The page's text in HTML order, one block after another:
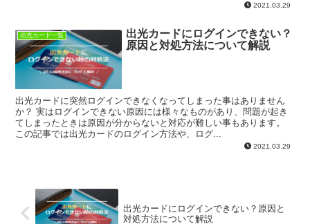
2021.03.29
出光カード一覧
出光カードにログインできない？
原因と対処方法について解説
出光カードに突然ログインできなくなってしまった事はありません
か？ 実はログインできない原因には様々なものがあり、問題が起き
てしまったときは原因が分からないと対応が難しい事もあります。
この記事では出光カードのログイン方法や、ログ...
2021.03.29
出光カードにログインできない？原因と
対処方法について解説